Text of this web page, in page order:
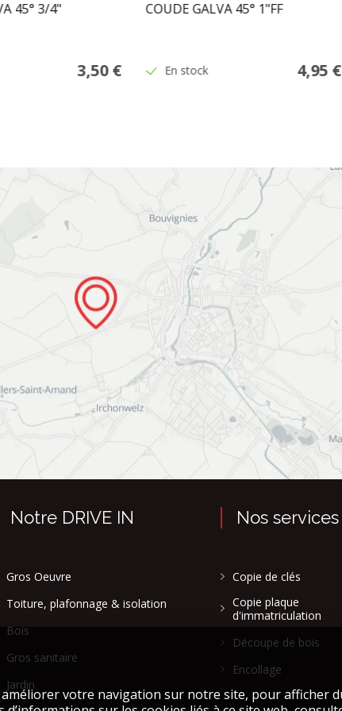
45° 3/4"
3,50 €
COUDE GALVA 45° 1"FF
En stock 4,95 €
Notre DRIVE IN
Gros Oeuvre
Toiture, plafonnage & isolation
Bois
Gros sanitaire
Jardin
Nos services
Copie de clés
Copie plaque
d'immatriculation
Découpe de bois
Encollage